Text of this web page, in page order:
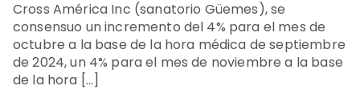
Cross América Inc (sanatorio Güemes), se
consensuo un incremento del 4% para el mes de
octubre a la base de la hora médica de septiembre
de 2024, un 4% para el mes de noviembre a la base
de la hora […]